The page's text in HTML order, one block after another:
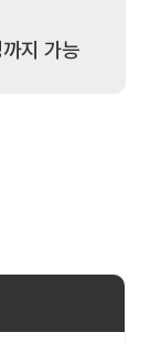
지 가능